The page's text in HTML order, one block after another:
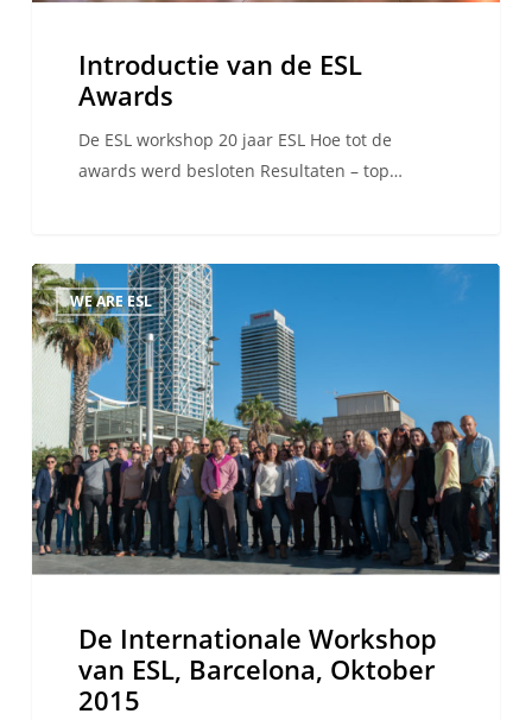
Introductie van de ESL
Awards
De ESL workshop 20 jaar ESL Hoe tot de
awards werd besloten Resultaten – top…
De
Internationale
Workshop
Barcelona,
Oktober
2015
WE ARE ESL
De Internationale Workshop
van ESL, Barcelona, Oktober
2015